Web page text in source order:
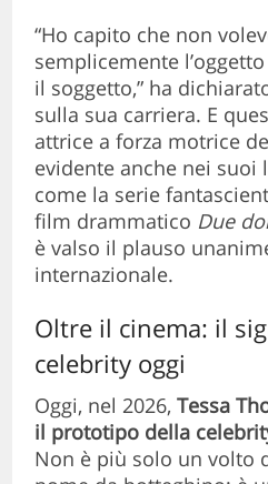
“Ho capito che non
semplicemente
il soggetto,” ha
sulla sua carriera. E
attrice a forza motrice
evidente anche nei suoi
come la serie
film drammatico Due
è valso il plauso
internazionale.
Oltre il cinema: il
celebrity oggi
Oggi, nel 2026,Tessa
il prototipo della
Non è più solo un volto